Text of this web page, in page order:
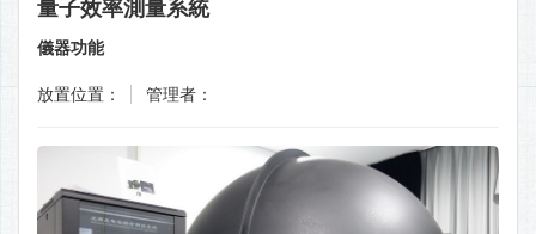
量子效率測量系統
儀器功能
放置位置： 管理者：